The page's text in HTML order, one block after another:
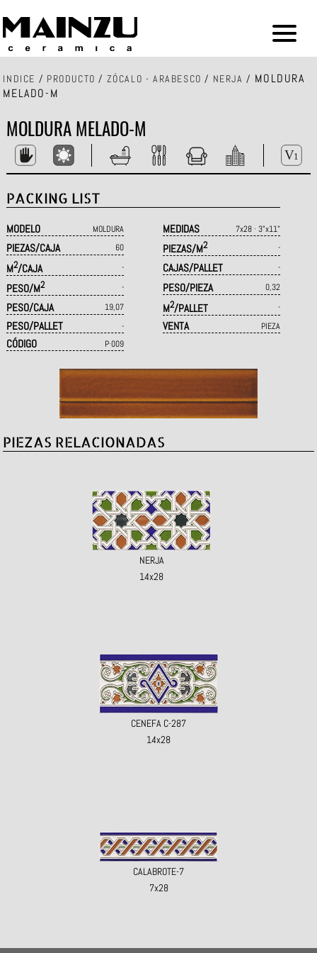
INDICE / PRODUCTO / ZÓCALO - ARABESCO / NERJA / MOLDURA
MELADO-M
MOLDURA MELADO-M
PACKING LIST
MODELO MOLDURA MEDIDAS 7x28 · 3"x11"
PIEZAS/CAJA 60 PIEZAS/M2 -
M2/CAJA - CAJAS/PALLET -
PESO/M2 - PESO/PIEZA 0,32
PESO/CAJA 19,07 M2/PALLET -
PESO/PALLET - VENTA PIEZA
CÓDIGO P·009
PIEZAS RELACIONADAS
NERJA
14x28
CENEFA C-287
14x28
CALABROTE-7
7x28